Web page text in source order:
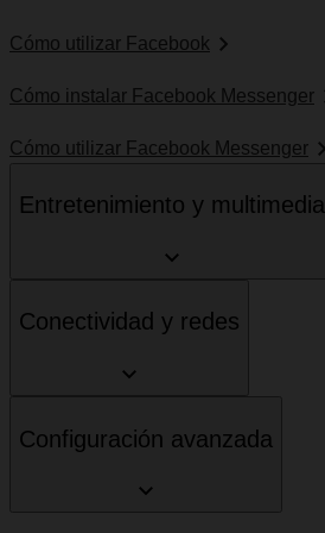
Cómo utilizar Facebook
Cómo instalar Facebook Messenger
Cómo utilizar Facebook Messenger
Entretenimiento y multimedia
Conectividad y redes
Configuración avanzada